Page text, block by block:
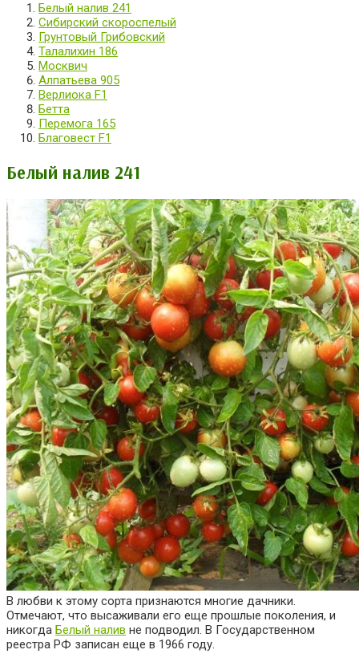
Белый налив 241
Сибирский скороспелый
Грунтовый Грибовский
Талалихин 186
Москвич
Алпатьева 905
Верлиока F1
Бетта
Перемога 165
Благовест F1
Белый налив 241
В любви к этому сорта признаются многие дачники.
Отмечают, что высаживали его еще прошлые поколения, и
никогда Белый налив не подводил. В Государственном
реестра РФ записан еще в 1966 году.